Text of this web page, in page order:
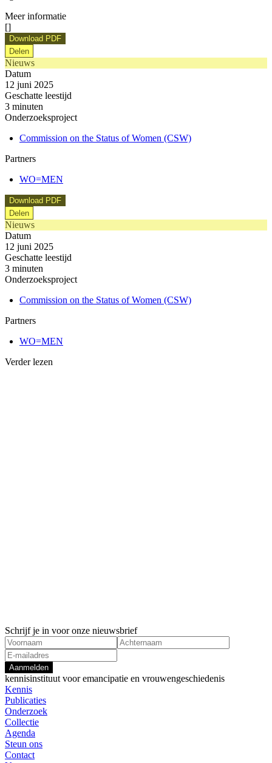
Meer informatie
[]
Download PDF
Delen
Nieuws
Datum
12 juni 2025
Geschatte leestijd
3 minuten
Onderzoeksproject
Commission on the Status of Women (CSW)
Partners
WO=MEN
Download PDF
Delen
Nieuws
Datum
12 juni 2025
Geschatte leestijd
3 minuten
Onderzoeksproject
Commission on the Status of Women (CSW)
Partners
WO=MEN
Verder lezen
Schrijf je in voor onze nieuwsbrief
Aanmelden
kennisinstituut voor emancipatie en vrouwengeschiedenis
Kennis
Publicaties
Onderzoek
Collectie
Agenda
Steun ons
Contact